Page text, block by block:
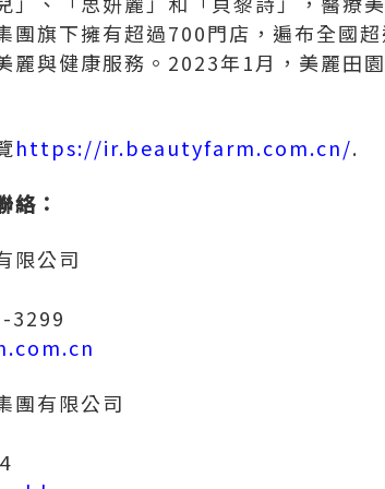
團旗下擁有超過700門店，遍布全國
麗與健康服務。2023年1月，美麗田
https://ir.beautyfarm.com.cn/.
絡：
限公司
3299
團有限公司